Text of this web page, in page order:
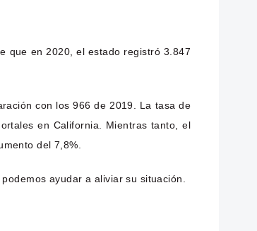
que en 2020, el estado registró 3.847
con los 966 de 2019. La tasa de
en California. Mientras tanto, el
del 7,8%.
ayudar a aliviar su situación.